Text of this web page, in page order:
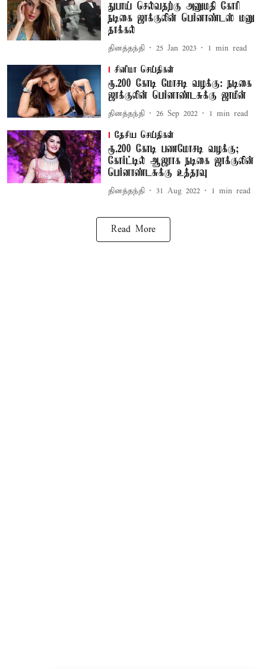
துபாய் செல்வதற்கு அனுமதி கோரி
நடிகை ஜாக்குலின் பெர்னாண்டஸ் மனு
தாக்கல்
தினத்தந்தி 25 Jan 2023 1 min read
சினிமா செய்திகள்
ரூ.200 கோடி மோசடி வழக்கு: நடிகை
ஜாக்குலின் பெர்னாண்டசுக்கு ஜாமீன்
தினத்தந்தி 26 Sep 2022 1 min read
தேசிய செய்திகள்
ரூ.200 கோடி பணமோசடி வழக்கு;
கோர்ட்டில் ஆஜராக நடிகை ஜாக்குலின்
பெர்னாண்டசுக்கு உத்தரவு
தினத்தந்தி 31 Aug 2022 1 min read
Read More